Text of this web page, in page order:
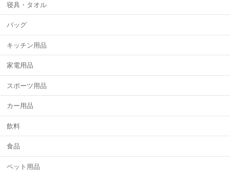
寝具・タオル
バッグ
キッチン用品
家電用品
スポーツ用品
カー用品
飲料
食品
ペット用品